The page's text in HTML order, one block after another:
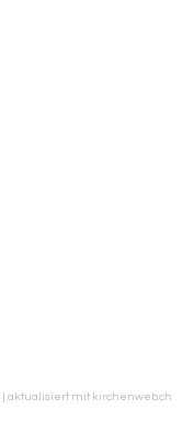
| aktualisiert mit kirchenweb.ch